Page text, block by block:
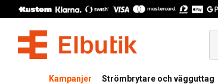
Kampanjer Strömbrytare och vägguttag